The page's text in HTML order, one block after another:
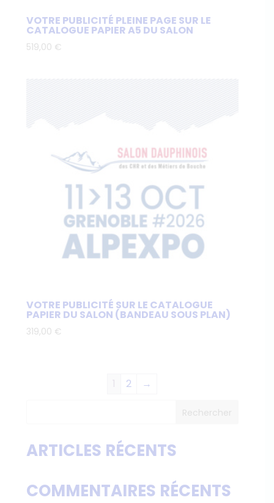
VOTRE PUBLICITÉ PLEINE PAGE SUR LE
CATALOGUE PAPIER A5 DU SALON
519,00 €
VOTRE PUBLICITÉ SUR LE CATALOGUE
PAPIER DU SALON (BANDEAU SOUS PLAN)
319,00 €
1 2 →
Rechercher
ARTICLES RÉCENTS
COMMENTAIRES RÉCENTS